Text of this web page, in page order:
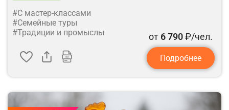
#С мастер-классами
#Семейные туры
#Традиции и промыслы
от 6 790₽/чел.
Подробнее